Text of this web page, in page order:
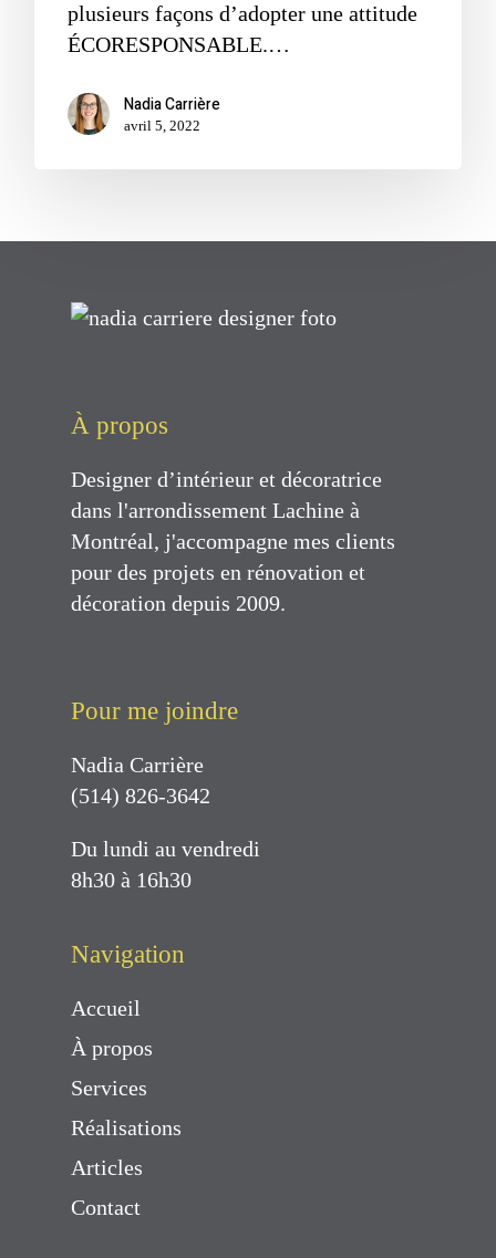
plusieurs façons d’adopter une attitude
ÉCORESPONSABLE.…
Nadia Carrière
avril 5, 2022
À propos
Designer d’intérieur et décoratrice
dans l'arrondissement Lachine à
Montréal, j'accompagne mes clients
pour des projets en rénovation et
décoration depuis 2009.
Pour me joindre
Nadia Carrière
(514) 826-3642
Du lundi au vendredi
8h30 à 16h30
Navigation
Accueil
À propos
Services
Réalisations
Articles
Contact